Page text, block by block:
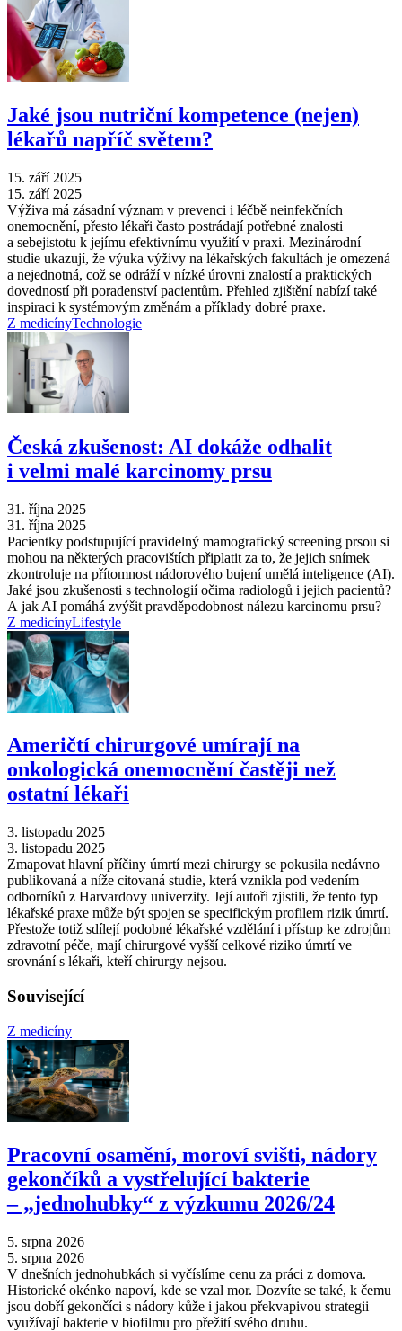
Jaké jsou nutriční kompetence (nejen)
lékařů napříč světem?
15. září 2025
15. září 2025
Výživa má zásadní význam v prevenci i léčbě neinfekčních
onemocnění, přesto lékaři často postrádají potřebné znalosti
a sebejistotu k jejímu efektivnímu využití v praxi. Mezinárodní
studie ukazují, že výuka výživy na lékařských fakultách je omezená
a nejednotná, což se odráží v nízké úrovni znalostí a praktických
dovedností při poradenství pacientům. Přehled zjištění nabízí také
inspiraci k systémovým změnám a příklady dobré praxe.
Z medicínyTechnologie
Česká zkušenost: AI dokáže odhalit
i velmi malé karcinomy prsu
31. října 2025
31. října 2025
Pacientky podstupující pravidelný mamografický screening prsou si
mohou na některých pracovištích připlatit za to, že jejich snímek
zkontroluje na přítomnost nádorového bujení umělá inteligence (AI).
Jaké jsou zkušenosti s technologií očima radiologů i jejich pacientů?
A jak AI pomáhá zvýšit pravděpodobnost nálezu karcinomu prsu?
Z medicínyLifestyle
Američtí chirurgové umírají na
onkologická onemocnění častěji než
ostatní lékaři
3. listopadu 2025
3. listopadu 2025
Zmapovat hlavní příčiny úmrtí mezi chirurgy se pokusila nedávno
publikovaná a níže citovaná studie, která vznikla pod vedením
odborníků z Harvardovy univerzity. Její autoři zjistili, že tento typ
lékařské praxe může být spojen se specifickým profilem rizik úmrtí.
Přestože totiž sdílejí podobné lékařské vzdělání i přístup ke zdrojům
zdravotní péče, mají chirurgové vyšší celkové riziko úmrtí ve
srovnání s lékaři, kteří chirurgy nejsou.
Související
Z medicíny
Pracovní osamění, moroví svišti, nádory
gekončíků a vystřelující bakterie
–⁠ „jednohubky“ z výzkumu 2026/24
5. srpna 2026
5. srpna 2026
V dnešních jednohubkách si vyčíslíme cenu za práci z domova.
Historické okénko napoví, kde se vzal mor. Dozvíte se také, k čemu
jsou dobří gekončíci s nádory kůže i jakou překvapivou strategii
využívají bakterie v biofilmu pro přežití svého druhu.